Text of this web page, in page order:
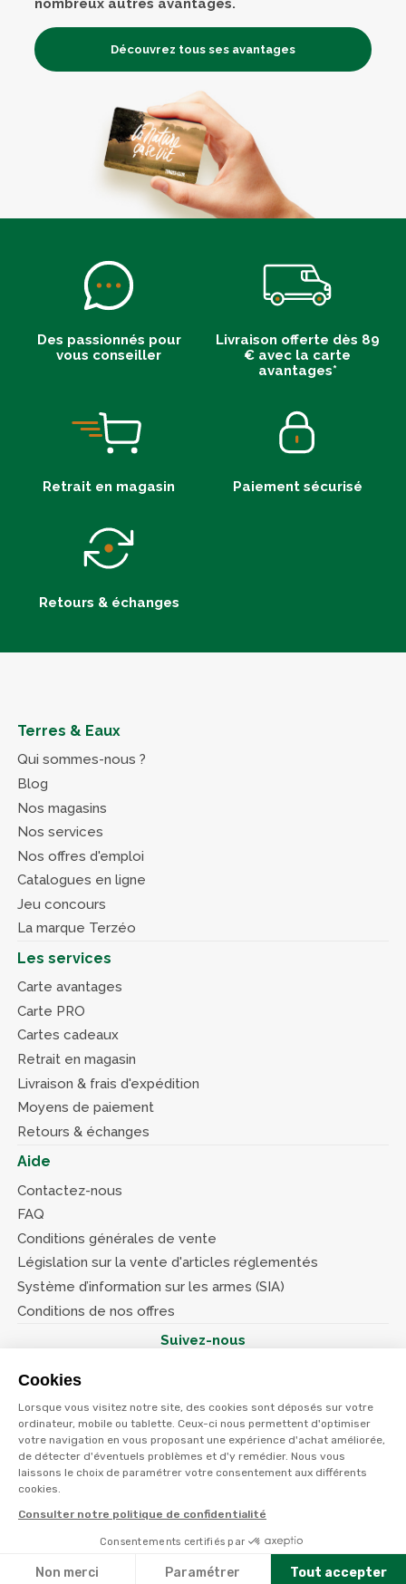
Cookies
Lorsque vous visitez notre site, des cookies sont déposés sur votre
ordinateur, mobile ou tablette. Ceux-ci nous permettent d'optimiser
votre navigation en vous proposant une expérience d'achat améliorée,
de détecter d'éventuels problèmes et d'y remédier. Nous vous
laissons le choix de paramétrer votre consentement aux différents
cookies.
Consulter notre politique de confidentialité
Consentements certifiés par
Non merci Paramétrer Tout accepter
nombreux autres avantages.
Découvrez tous ses avantages
Des passionnés pour
vous conseiller
Livraison offerte dès 89
€ avec la carte
avantages*
Retrait en magasin Paiement sécurisé
Retours & échanges
Terres & Eaux
Qui sommes-nous ?
Blog
Nos magasins
Nos services
Nos offres d'emploi
Catalogues en ligne
Jeu concours
La marque Terzéo
Les services
Carte avantages
Carte PRO
Cartes cadeaux
Retrait en magasin
Livraison & frais d'expédition
Moyens de paiement
Retours & échanges
Aide
Contactez-nous
FAQ
Conditions générales de vente
Législation sur la vente d'articles réglementés
Système d’information sur les armes (SIA)
Conditions de nos offres
Suivez-nous
© Terres et eaux 2026
Politique de confidentialité
Mentions légales
CGV